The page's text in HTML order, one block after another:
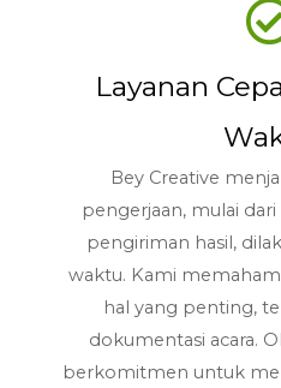
Layanan
Bey Creative
pengerjaan, mulai
pengiriman hasil,
waktu. Kami
hal yang penting,
dokumentasi acara.
berkomitmen untuk